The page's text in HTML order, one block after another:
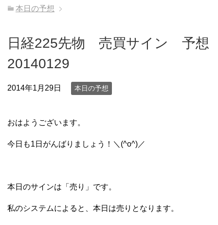
本日の予想
日経225先物 売買サイン 予想
20140129
2014年1月29日 本日の予想
おはようございます。
今日も1日がんばりましょう！＼(^o^)／
本日のサインは「売り」です。
私のシステムによると、本日は売りとなります。